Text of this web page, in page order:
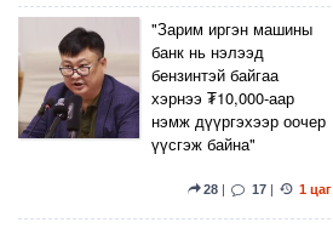
"Зарим иргэн машины
банк нь нэлээд
бензинтэй байгаа
хэрнээ ₮10,000-аар
нэмж дүүргэхээр оочер
үүсгэж байна"
28 | 17 | 1 цаг